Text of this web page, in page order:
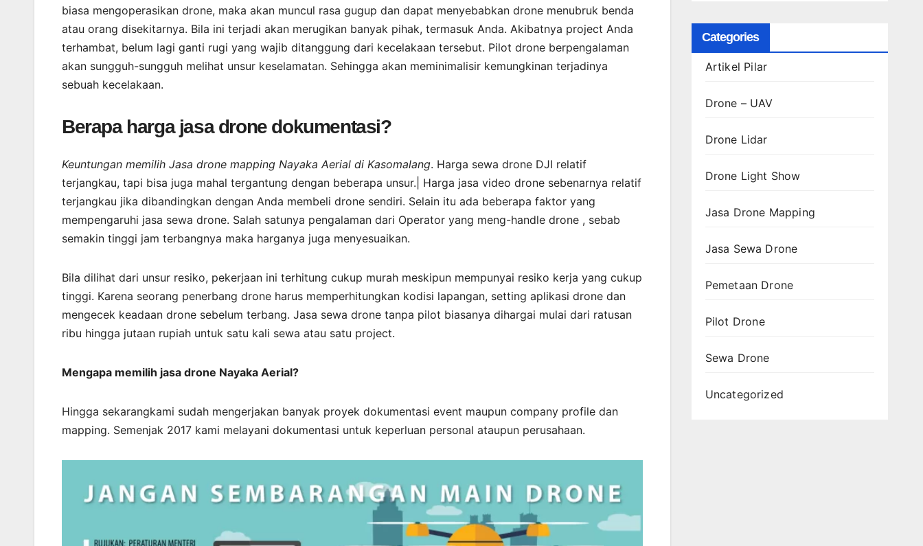
biasa mengoperasikan drone, maka akan muncul rasa gugup dan dapat menyebabkan drone menubruk benda
atau orang disekitarnya. Bila ini terjadi akan merugikan banyak pihak, termasuk Anda. Akibatnya project Anda
terhambat, belum lagi ganti rugi yang wajib ditanggung dari kecelakaan tersebut. Pilot drone berpengalaman
akan sungguh-sungguh melihat unsur keselamatan. Sehingga akan meminimalisir kemungkinan terjadinya
sebuah kecelakaan.
Berapa harga jasa drone dokumentasi?
Keuntungan memilih Jasa drone mapping Nayaka Aerial di Kasomalang. Harga sewa drone DJI relatif
terjangkau, tapi bisa juga mahal tergantung dengan beberapa unsur.| Harga jasa video drone sebenarnya relatif
terjangkau jika dibandingkan dengan Anda membeli drone sendiri. Selain itu ada beberapa faktor yang
mempengaruhi jasa sewa drone. Salah satunya pengalaman dari Operator yang meng-handle drone , sebab
semakin tinggi jam terbangnya maka harganya juga menyesuaikan.
Bila dilihat dari unsur resiko, pekerjaan ini terhitung cukup murah meskipun mempunyai resiko kerja yang cukup
tinggi. Karena seorang penerbang drone harus memperhitungkan kodisi lapangan, setting aplikasi drone dan
mengecek keadaan drone sebelum terbang. Jasa sewa drone tanpa pilot biasanya dihargai mulai dari ratusan
ribu hingga jutaan rupiah untuk satu kali sewa atau satu project.
Mengapa memilih jasa drone Nayaka Aerial?
Hingga sekarangkami sudah mengerjakan banyak proyek dokumentasi event maupun company profile dan
mapping. Semenjak 2017 kami melayani dokumentasi untuk keperluan personal ataupun perusahaan.
Categories
Artikel Pilar
Drone – UAV
Drone Lidar
Drone Light Show
Jasa Drone Mapping
Jasa Sewa Drone
Pemetaan Drone
Pilot Drone
Sewa Drone
Uncategorized